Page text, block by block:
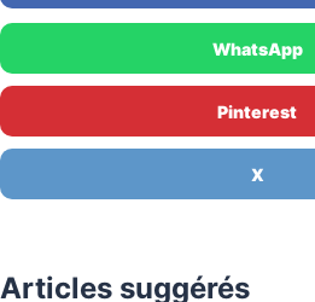
WhatsApp
Pinterest
X
Articles suggérés